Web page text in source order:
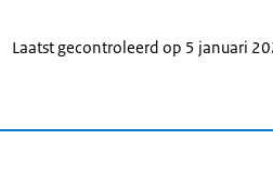
Laatst gecontroleerd op 5 januari